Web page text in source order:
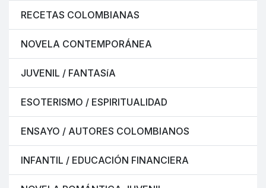
RECETAS COLOMBIANAS
NOVELA CONTEMPORÁNEA
JUVENIL / FANTASíA
ESOTERISMO / ESPIRITUALIDAD
ENSAYO / AUTORES COLOMBIANOS
INFANTIL / EDUCACIÓN FINANCIERA